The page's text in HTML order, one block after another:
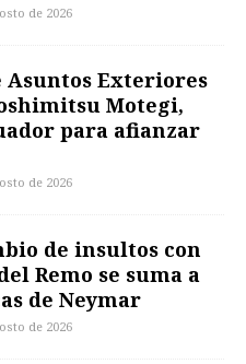
de 2026
Exteriores
Motegi,
para afianzar
de 2026
de insultos con
Remo se suma a
de Neymar
de 2026